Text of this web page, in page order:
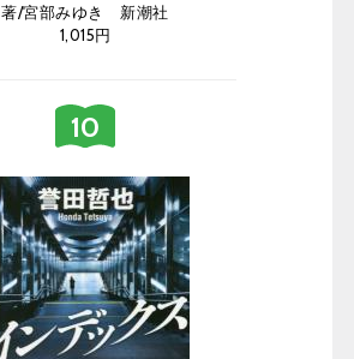
著/宮部みゆき 新潮社
1,015円